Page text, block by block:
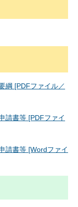
綱 [PDFファイル／
請書等 [PDFファイ
請書等 [Wordファイ